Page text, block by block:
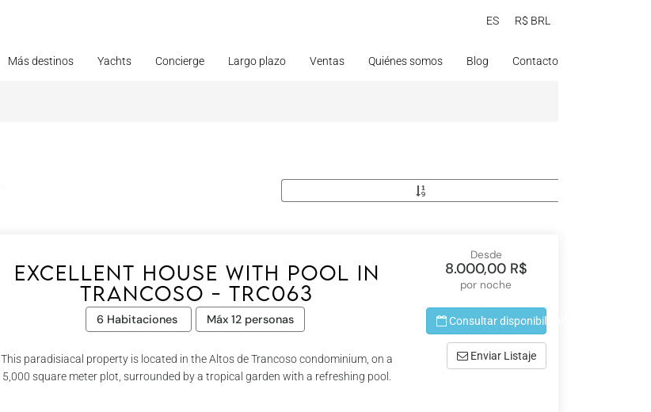
ES R$ BRL
Más destinos Yachts Concierge Largo plazo Ventas Quiénes somos Blog Contacto
Excellent house with pool in
Trancoso - Trc063
6 Habitaciones Máx 12 personas
This paradisiacal property is located in the Altos de Trancoso condominium, on a
5,000 square meter plot, surrounded by a tropical garden with a refreshing pool.
Desde
8.000,00 R$
por noche
Consultar disponibilidad
Enviar Listaje